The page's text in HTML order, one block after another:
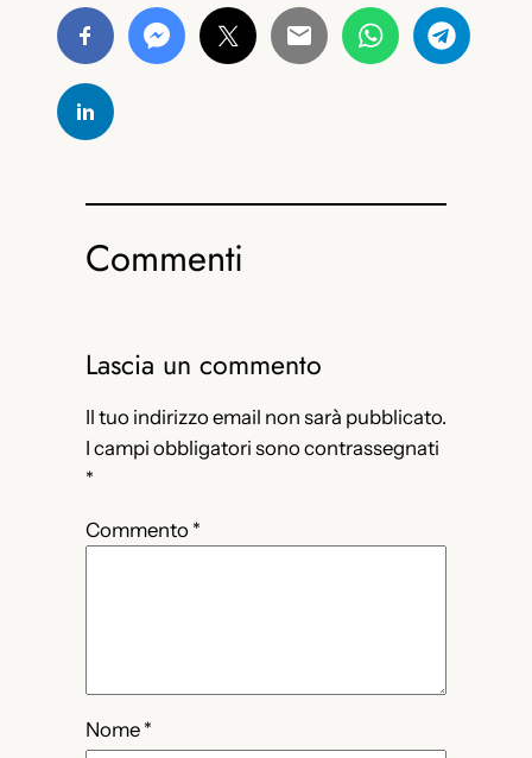
Commenti
Lascia un commento
Il tuo indirizzo email non sarà pubblicato.
I campi obbligatori sono contrassegnati
*
Commento *
Nome *